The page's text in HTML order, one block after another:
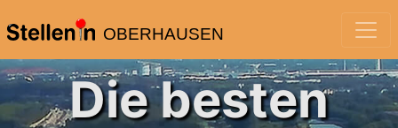
OBERHAUSEN
Die besten